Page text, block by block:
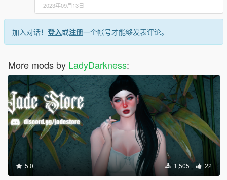
2023年09月13日
加入对话！ 登入或注册一个帐号才能够发表评论。
More mods by LadyDarkness:
5.0 1,505 22